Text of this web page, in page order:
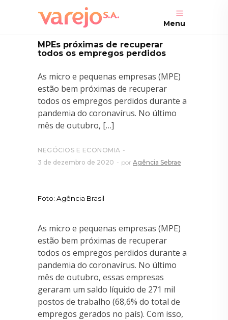
Menu
MPEs próximas de recuperar
todos os empregos perdidos
As micro e pequenas empresas (MPE)
estão bem próximas de recuperar
todos os empregos perdidos durante a
pandemia do coronavírus. No último
mês de outubro, […]
NEGÓCIOS E ECONOMIA
3 de dezembro de 2020
por Agência Sebrae
Foto: Agência Brasil
As micro e pequenas empresas (MPE)
estão bem próximas de recuperar
todos os empregos perdidos durante a
pandemia do coronavírus. No último
mês de outubro, essas empresas
geraram um saldo líquido de 271 mil
postos de trabalho (68,6% do total de
empregos gerados no país). Com isso,